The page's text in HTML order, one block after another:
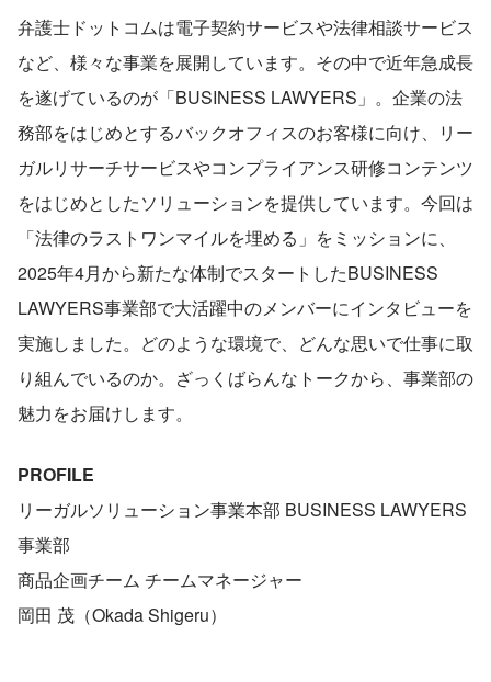
弁護士ドットコムは電子契約サービスや法律相談サービス
など、様々な事業を展開しています。その中で近年急成長
を遂げているのが「BUSINESS LAWYERS」。企業の法
務部をはじめとするバックオフィスのお客様に向け、リー
ガルリサーチサービスやコンプライアンス研修コンテンツ
をはじめとしたソリューションを提供しています。今回は
「法律のラストワンマイルを埋める」をミッションに、
2025年4月から新たな体制でスタートしたBUSINESS
LAWYERS事業部で大活躍中のメンバーにインタビューを
実施しました。どのような環境で、どんな思いで仕事に取
り組んでいるのか。ざっくばらんなトークから、事業部の
魅力をお届けします。
PROFILE
リーガルソリューション事業本部 BUSINESS LAWYERS
事業部
商品企画チーム チームマネージャー
岡田 茂（Okada Shigeru）